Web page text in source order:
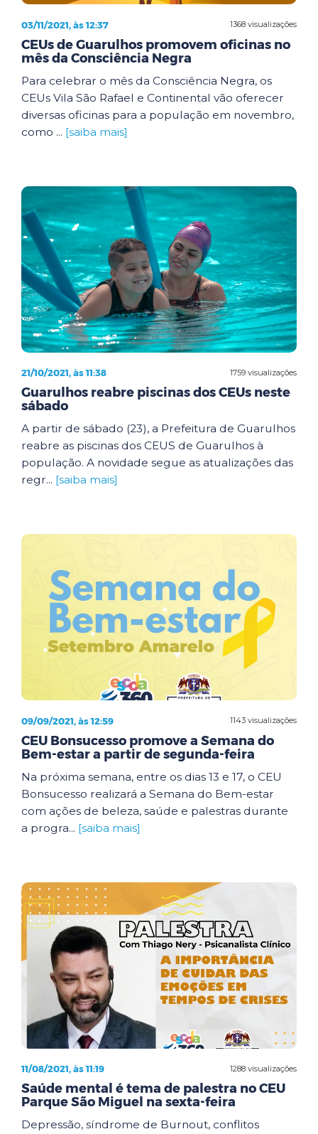
1368 visualizações
03/11/2021, às 12:37
CEUs de Guarulhos promovem oficinas no
mês da Consciência Negra
Para celebrar o mês da Consciência Negra, os
CEUs Vila São Rafael e Continental vão oferecer
diversas oficinas para a população em novembro,
como ... [saiba mais]
1759 visualizações
21/10/2021, às 11:38
Guarulhos reabre piscinas dos CEUs neste
sábado
A partir de sábado (23), a Prefeitura de Guarulhos
reabre as piscinas dos CEUS de Guarulhos à
população. A novidade segue as atualizações das
regr... [saiba mais]
1143 visualizações
09/09/2021, às 12:59
CEU Bonsucesso promove a Semana do
Bem-estar a partir de segunda-feira
Na próxima semana, entre os dias 13 e 17, o CEU
Bonsucesso realizará a Semana do Bem-estar
com ações de beleza, saúde e palestras durante
a progra... [saiba mais]
1288 visualizações
11/08/2021, às 11:19
Saúde mental é tema de palestra no CEU
Parque São Miguel na sexta-feira
Depressão, síndrome de Burnout, conflitos